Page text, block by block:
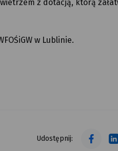
z dotacją, którą
w Lublinie.
Udostępnij: